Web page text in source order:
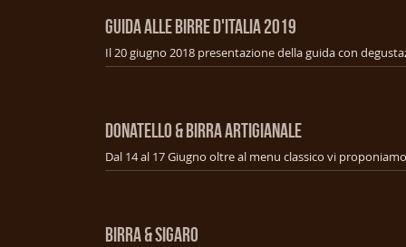
GUIDA ALLE BIRRE D'ITALIA 2019
Il 20 giugno 2018 presentazione della guida con
DONATELLO & BIRRA ARTIGIANALE
BIRRA & SIGARO